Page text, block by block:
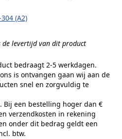
(A2)
de levertijd van dit product
bedraagt 2-5 werkdagen.
is ontvangen gaan wij aan de
snel en zorgvuldig te
Bij een bestelling hoger dan €
verzendkosten in rekening
onder dit bedrag geldt een
btw.